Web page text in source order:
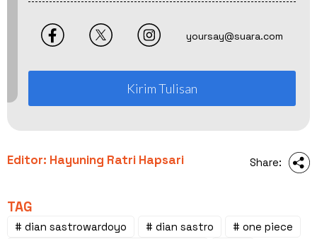
yoursay@suara.com
Kirim Tulisan
Editor: Hayuning Ratri Hapsari Share:
TAG
# dian sastrowardoyo # dian sastro
# one piece